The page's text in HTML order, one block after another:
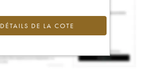
DÉTAILS DE LA COTE